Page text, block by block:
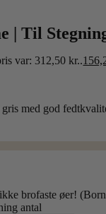
| Til
var: 312,50 kr..
med god
brofaste øer!
antal